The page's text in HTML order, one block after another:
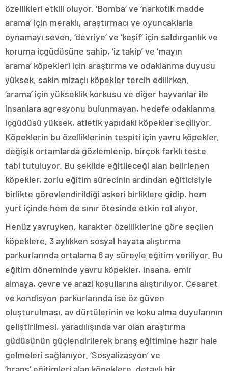
özellikleri etkili oluyor. ‘Bomba’ ve ‘narkotik madde
arama’ için meraklı, araştırmacı ve oyuncaklarla
oynamayı seven, ‘devriye’ ve ‘keşif’ için saldırganlık ve
koruma içgüdüsüne sahip, ‘iz takip’ ve ‘mayın
arama’ köpekleri için araştırma ve odaklanma duyusu
yüksek, sakin mizaçlı köpekler tercih edilirken,
‘arama’ için yükseklik korkusu ve diğer hayvanlar ile
insanlara agresyonu bulunmayan, hedefe odaklanma
içgüdüsü yüksek, atletik yapıdaki köpekler seçiliyor.
Köpeklerin bu özelliklerinin tespiti için yavru köpekler,
değişik ortamlarda gözlemlenip, birçok farklı teste
tabi tutuluyor. Bu şekilde eğitileceği alan belirlenen
köpekler, zorlu eğitim sürecinin ardından eğiticisiyle
birlikte görevlendirildiği askeri birliklere gidip, hem
yurt içinde hem de sınır ötesinde etkin rol alıyor.
Henüz yavruyken, karakter özelliklerine göre seçilen
köpeklere, 3 aylıkken sosyal hayata alıştırma
parkurlarında ortalama 6 ay süreyle eğitim veriliyor. Bu
eğitim döneminde yavru köpekler, insana, emir
almaya, çevre ve arazi koşullarına alıştırılıyor. Cesaret
ve kondisyon parkurlarında ise öz güven
oluşturulması, av dürtülerinin ve koku alma duyularının
geliştirilmesi, yaradılışında var olan araştırma
güdüsünün güçlendirilerek branş eğitimine hazır hale
gelmeleri sağlanıyor. ‘Sosyalizasyon’ ve